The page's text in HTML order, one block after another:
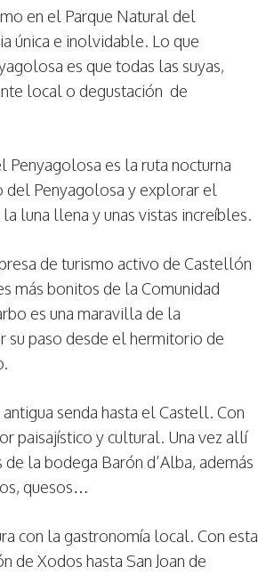
en el Parque Natural del
única e inolvidable. Lo que
es que todas las suyas,
local o degustación de
Penyagolosa es la ruta nocturna
del Penyagolosa y explorar el
luna llena y unas vistas increíbles.
de turismo activo de Castellón
más bonitos de la Comunidad
es una maravilla de la
su paso desde el hermitorio de
senda hasta el Castell. Con
paisajístico y cultural. Una vez allí
la bodega Barón d’Alba, además
quesos…
con la gastronomía local. Con esta
de Xodos hasta San Joan de